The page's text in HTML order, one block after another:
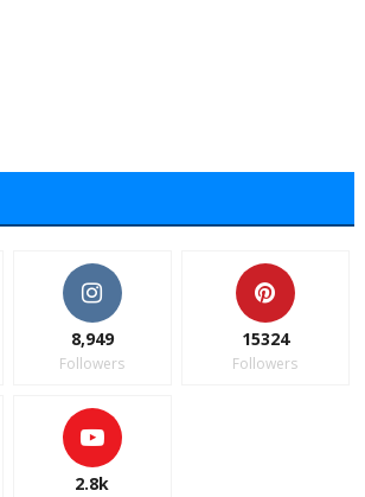
8,949
Followers
15324
Followers
2.8k